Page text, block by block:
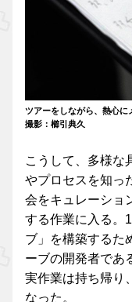
ツアーをしながら、熱心に
撮影：櫛引典久
こうして、多様な
やプロセスを知っ
会をキュレーショ
する作業に入る。
ブ」を構築するた
ーブの開発者であ
実作業は持ち帰り
なった。